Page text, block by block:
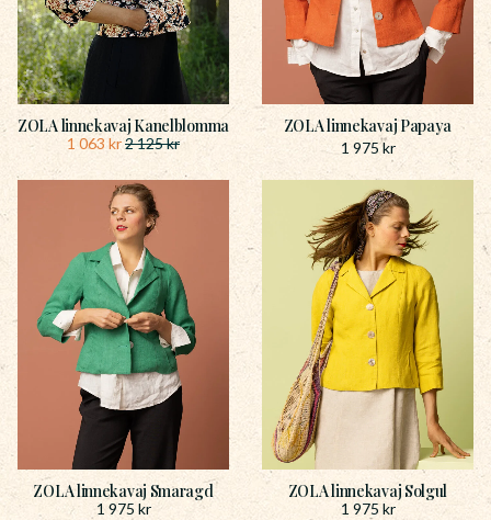
ZOLA linnekavaj Kanelblomma
1 063 kr2 125kr
ZOLA linnekavaj Papaya
1 975kr
ZOLA linnekavaj Smaragd
1 975 kr
ZOLA linnekavaj Solgul
1 975 kr